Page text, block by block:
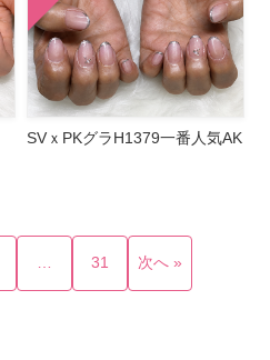
SVｘPKグラH1379一番人気AK
31 次へ »